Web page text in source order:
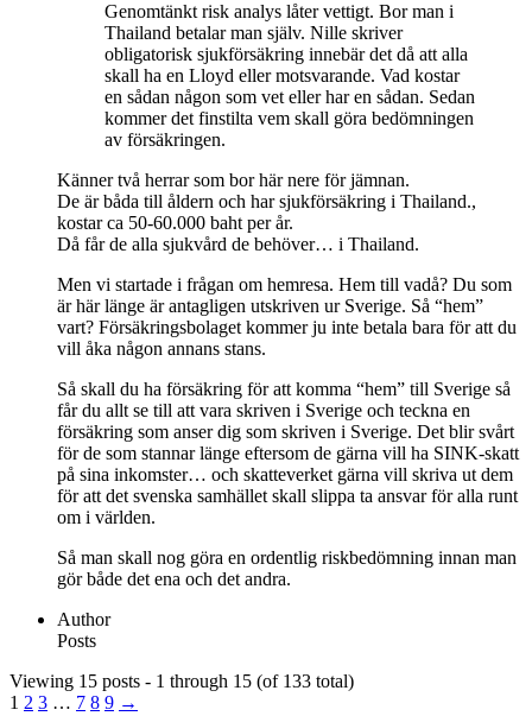
Genomtänkt risk analys låter vettigt. Bor man i
Thailand betalar man själv. Nille skriver
obligatorisk sjukförsäkring innebär det då att alla
skall ha en Lloyd eller motsvarande. Vad kostar
en sådan någon som vet eller har en sådan. Sedan
kommer det finstilta vem skall göra bedömningen
av försäkringen.
Känner två herrar som bor här nere för jämnan.
De är båda till åldern och har sjukförsäkring i Thailand.,
kostar ca 50-60.000 baht per år.
Då får de alla sjukvård de behöver… i Thailand.
Men vi startade i frågan om hemresa. Hem till vadå? Du som
är här länge är antagligen utskriven ur Sverige. Så “hem”
vart? Försäkringsbolaget kommer ju inte betala bara för att du
vill åka någon annans stans.
Så skall du ha försäkring för att komma “hem” till Sverige så
får du allt se till att vara skriven i Sverige och teckna en
försäkring som anser dig som skriven i Sverige. Det blir svårt
för de som stannar länge eftersom de gärna vill ha SINK-skatt
på sina inkomster… och skatteverket gärna vill skriva ut dem
för att det svenska samhället skall slippa ta ansvar för alla runt
om i världen.
Så man skall nog göra en ordentlig riskbedömning innan man
gör både det ena och det andra.
Author
Posts
Viewing 15 posts - 1 through 15 (of 133 total)
1 2 3 … 7 8 9 →